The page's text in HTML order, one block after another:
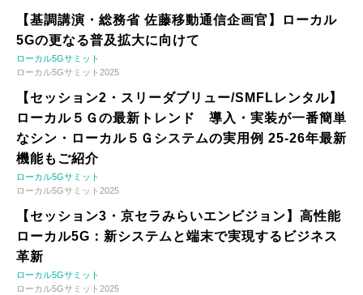
【基調講演・総務省 佐藤移動通信企画官】ローカル
5Gの更なる普及拡大に向けて
ローカル5Gサミット
ローカル5Gサミット2025
【セッション2・スリーダブリュー/SMFLレンタル】
ローカル５Ｇの最新トレンド 導入・実装が一番簡単
なシン・ローカル５Ｇシステムの実用例 25-26年最新
機能もご紹介
ローカル5Gサミット
ローカル5Gサミット2025
【セッション3・京セラみらいエンビジョン】高性能
ローカル5G：新システムと端末で実現するビジネス
革新
ローカル5Gサミット
ローカル5Gサミット2025